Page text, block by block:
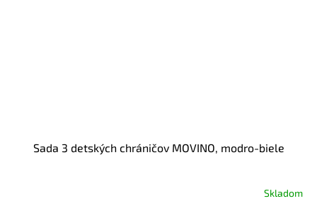
Sada 3 detských chráničov MOVINO, modro-biele
Skladom